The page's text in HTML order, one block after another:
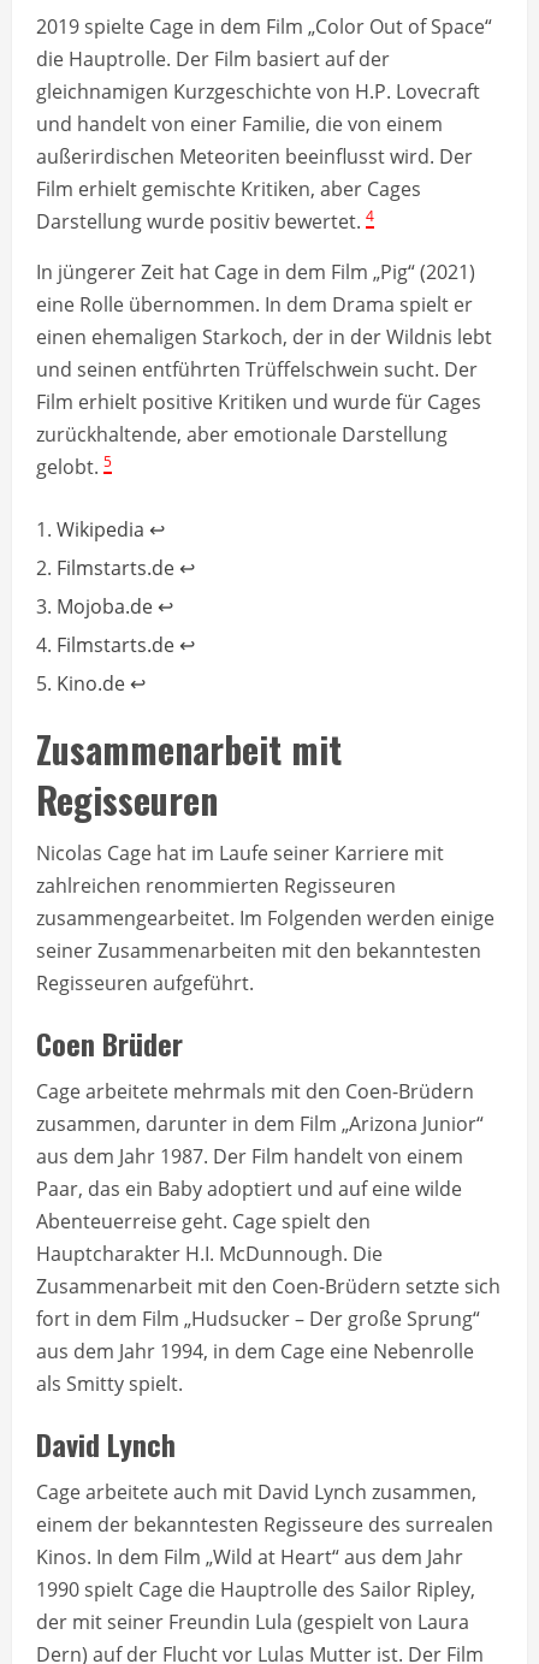
2019 spielte Cage in dem Film „Color Out of Space“
die Hauptrolle. Der Film basiert auf der
gleichnamigen Kurzgeschichte von H.P. Lovecraft
und handelt von einer Familie, die von einem
außerirdischen Meteoriten beeinflusst wird. Der
Film erhielt gemischte Kritiken, aber Cages
Darstellung wurde positiv bewertet. 4
In jüngerer Zeit hat Cage in dem Film „Pig“ (2021)
eine Rolle übernommen. In dem Drama spielt er
einen ehemaligen Starkoch, der in der Wildnis lebt
und seinen entführten Trüffelschwein sucht. Der
Film erhielt positive Kritiken und wurde für Cages
zurückhaltende, aber emotionale Darstellung
gelobt. 5
Footnotes
Wikipedia ↩
Filmstarts.de ↩
Mojoba.de ↩
Filmstarts.de ↩
Kino.de ↩
Zusammenarbeit mit
Regisseuren
Nicolas Cage hat im Laufe seiner Karriere mit
zahlreichen renommierten Regisseuren
zusammengearbeitet. Im Folgenden werden einige
seiner Zusammenarbeiten mit den bekanntesten
Regisseuren aufgeführt.
Coen Brüder
Cage arbeitete mehrmals mit den Coen-Brüdern
zusammen, darunter in dem Film „Arizona Junior“
aus dem Jahr 1987. Der Film handelt von einem
Paar, das ein Baby adoptiert und auf eine wilde
Abenteuerreise geht. Cage spielt den
Hauptcharakter H.I. McDunnough. Die
Zusammenarbeit mit den Coen-Brüdern setzte sich
fort in dem Film „Hudsucker – Der große Sprung“
aus dem Jahr 1994, in dem Cage eine Nebenrolle
als Smitty spielt.
David Lynch
Cage arbeitete auch mit David Lynch zusammen,
einem der bekanntesten Regisseure des surrealen
Kinos. In dem Film „Wild at Heart“ aus dem Jahr
1990 spielt Cage die Hauptrolle des Sailor Ripley,
der mit seiner Freundin Lula (gespielt von Laura
Dern) auf der Flucht vor Lulas Mutter ist. Der Film